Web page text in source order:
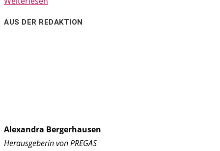
AUS DER REDAKTION
Alexandra Bergerhausen
Herausgeberin von PREGAS